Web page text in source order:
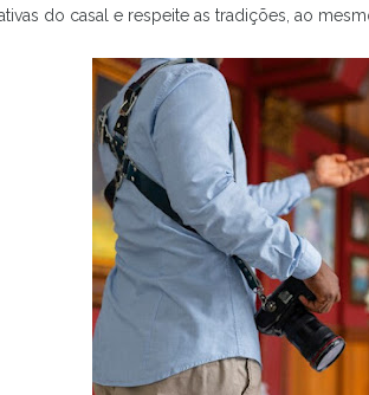
do casal e respeite as tradições, ao